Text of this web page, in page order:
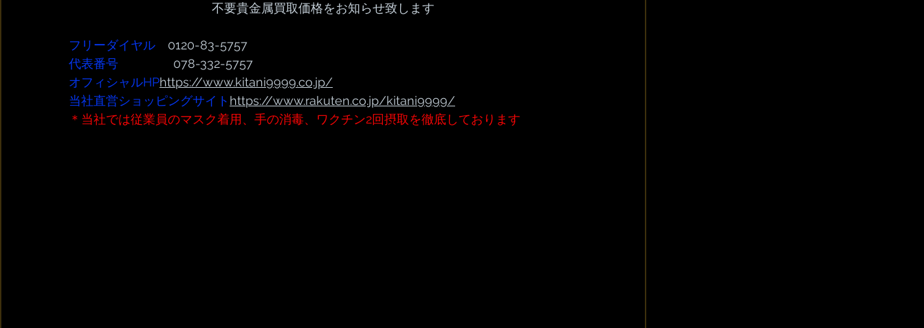
不要貴金属買取価格をお知らせ致します
フリーダイヤル 0120-83-5757
代表番号
              078-332-5757
オフィシャルHPhttps://www.kitani9999.co.jp/
当社直営ショッピングサイト https://www.rakuten.co.jp/kitani9999/
＊当社では従業員のマスク着用、手の消毒、ワクチン2回摂取を徹底しております